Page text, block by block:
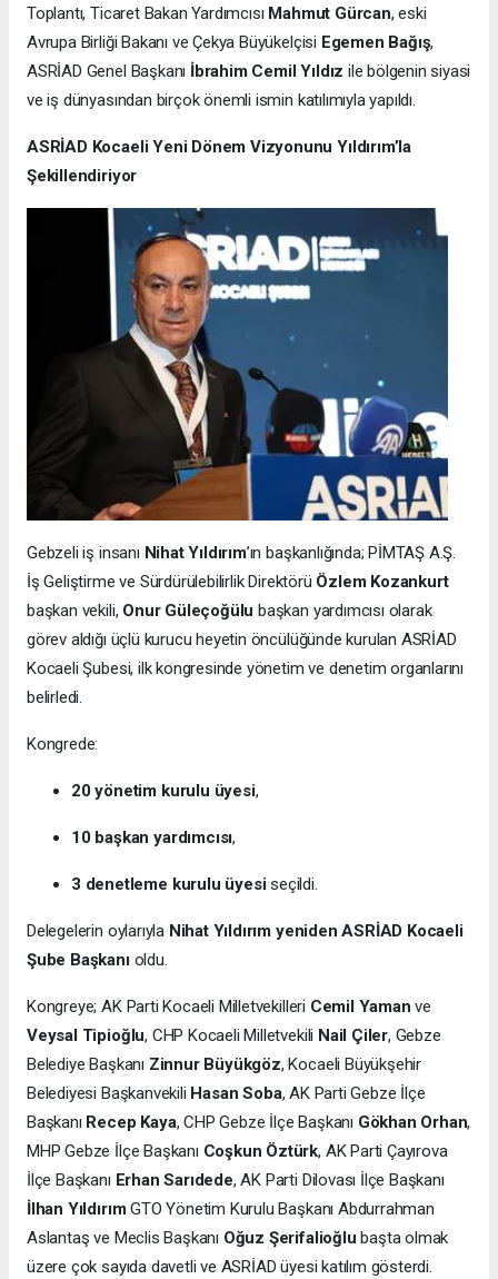
Toplantı, Ticaret Bakan Yardımcısı Mahmut Gürcan, eski
Avrupa Birliği Bakanı ve Çekya Büyükelçisi Egemen Bağış,
ASRİAD Genel Başkanı İbrahim Cemil Yıldız ile bölgenin siyasi
ve iş dünyasından birçok önemli ismin katılımıyla yapıldı.
ASRİAD Kocaeli Yeni Dönem Vizyonunu Yıldırım’la
Şekillendiriyor
Gebzeli iş insanı Nihat Yıldırım’ın başkanlığında; PİMTAŞ A.Ş.
İş Geliştirme ve Sürdürülebilirlik Direktörü Özlem Kozankurt
başkan vekili, Onur Güleçoğülu başkan yardımcısı olarak
görev aldığı üçlü kurucu heyetin öncülüğünde kurulan ASRİAD
Kocaeli Şubesi, ilk kongresinde yönetim ve denetim organlarını
belirledi.
Kongrede:
20 yönetim kurulu üyesi,
10 başkan yardımcısı,
3 denetleme kurulu üyesiseçildi.
Delegelerin oylarıyla Nihat Yıldırım yeniden ASRİAD Kocaeli
Şube Başkanıoldu.
Kongreye; AK Parti Kocaeli Milletvekilleri Cemil Yaman ve
Veysal Tipioğlu, CHP Kocaeli Milletvekili Nail Çiler, Gebze
Belediye Başkanı Zinnur Büyükgöz, Kocaeli Büyükşehir
Belediyesi Başkanvekili Hasan Soba, AK Parti Gebze İlçe
Başkanı Recep Kaya, CHP Gebze İlçe Başkanı Gökhan Orhan,
MHP Gebze İlçe Başkanı Coşkun Öztürk, AK Parti Çayırova
İlçe Başkanı Erhan Sarıdede, AK Parti Dilovası İlçe Başkanı
İlhan YıldırımGTO Yönetim Kurulu Başkanı Abdurrahman
Aslantaş ve Meclis Başkanı Oğuz Şerifalioğlu başta olmak
üzere çok sayıda davetli ve ASRİAD üyesi katılım gösterdi.